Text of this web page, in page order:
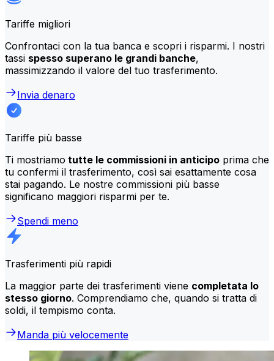
Tariffe migliori
Confrontaci con la tua banca e scopri i risparmi. I nostri
tassi spesso superano le grandi banche,
massimizzando il valore del tuo trasferimento.
Invia denaro
Tariffe più basse
Ti mostriamo tutte le commissioni in anticipo prima che
tu confermi il trasferimento, così sai esattamente cosa
stai pagando. Le nostre commissioni più basse
significano maggiori risparmi per te.
Spendi meno
Trasferimenti più rapidi
La maggior parte dei trasferimenti viene completata lo
stesso giorno. Comprendiamo che, quando si tratta di
soldi, il tempismo conta.
Manda più velocemente